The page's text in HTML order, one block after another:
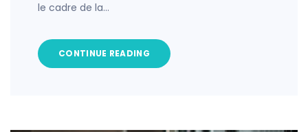
le cadre de la…
CONTINUE READING